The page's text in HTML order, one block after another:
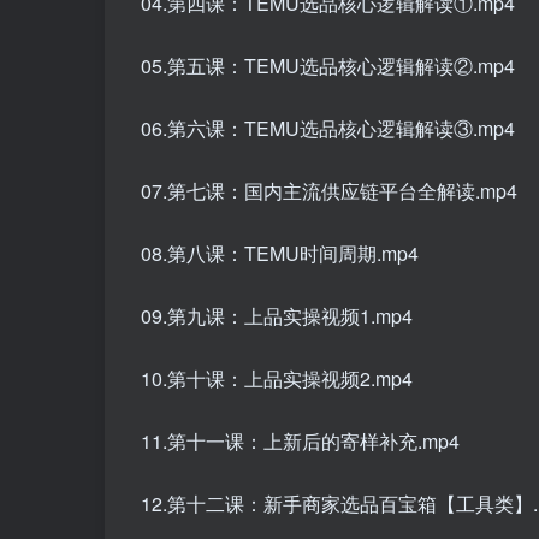
05.第五课：TEMU选品核心逻辑解读②.mp4
06.第六课：TEMU选品核心逻辑解读③.mp4
07.第七课：国内主流供应链平台全解读.mp4
08.第八课：TEMU时间周期.mp4
09.第九课：上品实操视频1.mp4
10.第十课：上品实操视频2.mp4
11.第十一课：上新后的寄样补充.mp4
12.第十二课：新手商家选品百宝箱【工具类】